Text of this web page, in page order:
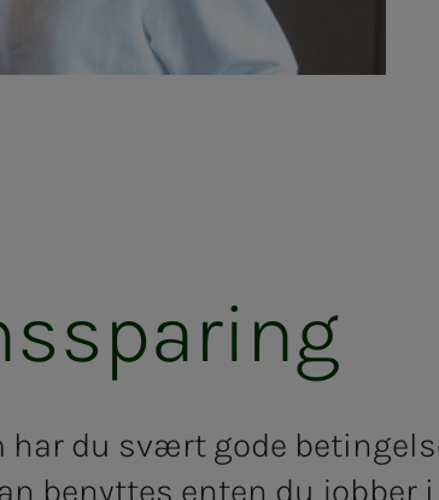
har du svært gode
benyttes enten du